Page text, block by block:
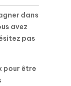
dans
avez
pas
pour être